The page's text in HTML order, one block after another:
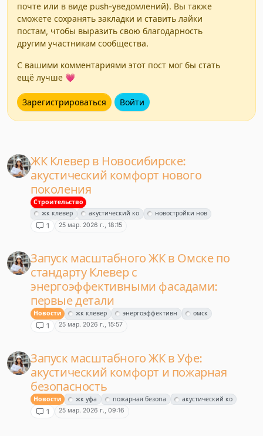
почте или в виде push-уведомлений). Вы также
сможете сохранять закладки и ставить лайки
постам, чтобы выразить свою благодарность
другим участникам сообщества.
С вашими комментариями этот пост мог бы стать
ещё лучше 💗
Зарегистрироваться Войти
ЖК Клевер в Новосибирске:
акустический комфорт нового
поколения
Строительство
жк клевер
акустический ко новостройки нов
1 25 мар. 2026 г., 18:15
Запуск масштабного ЖК в Омске по
стандарту Клевер с
энергоэффективными фасадами:
первые детали
Новости жк клевер энергоэффективн омск
1 25 мар. 2026 г., 15:57
Запуск масштабного ЖК в Уфе:
акустический комфорт и пожарная
безопасность
Новости жк уфа пожарная безопа акустический ко
1 25 мар. 2026 г., 09:16